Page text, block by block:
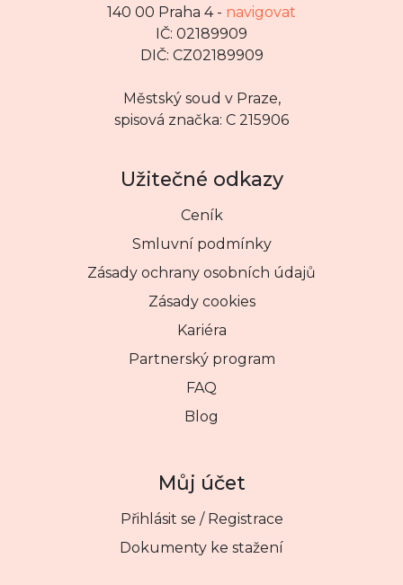
140 00 Praha 4 - navigovat
IČ: 02189909
DIČ: CZ02189909
Městský soud v Praze,
spisová značka: C 215906
Užitečné odkazy
Ceník
Smluvní podmínky
Zásady ochrany osobních údajů
Zásady cookies
Kariéra
Partnerský program
FAQ
Blog
Můj účet
Přihlásit se / Registrace
Dokumenty ke stažení